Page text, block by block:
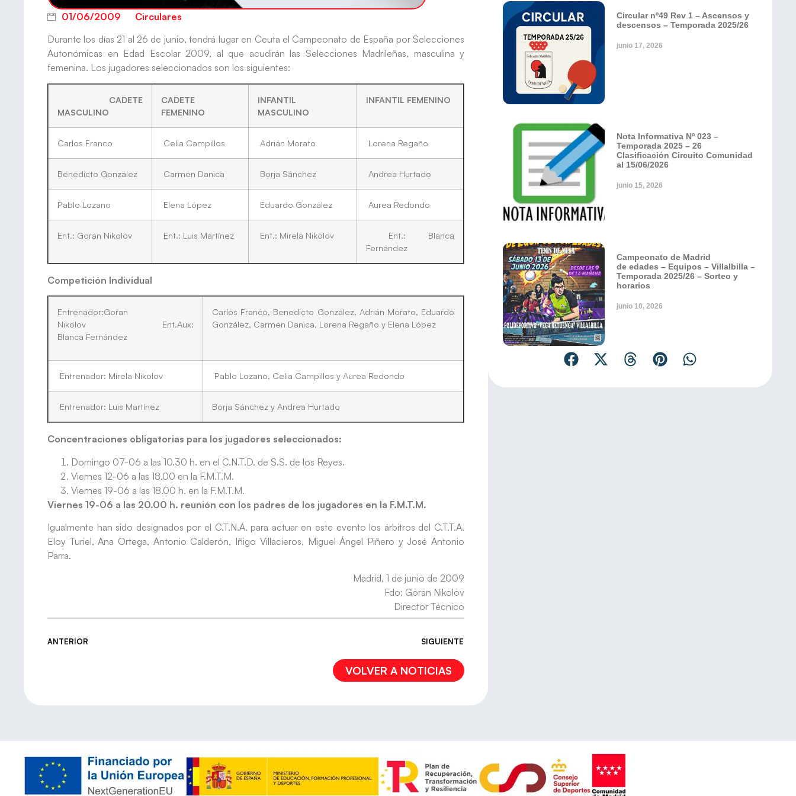
01/06/2009
Circulares
Durante los días 21 al 26 de junio, tendrá lugar en Ceuta el Campeonato de España por Selecciones
Autonómicas en Edad Escolar 2009, al que acudirán las Selecciones Madrileñas, masculina y
femenina. Los jugadores seleccionados son los siguientes:
CADETE
MASCULINO
CADETE
FEMENINO
INFANTIL
MASCULINO
INFANTIL FEMENINO
Carlos Franco Celia Campillos Adrián Morato Lorena Regaño
Benedicto González Carmen Danica Borja Sánchez Andrea Hurtado
Pablo Lozano Elena López Eduardo González Aurea Redondo
Ent.: Goran Nikolov Ent.: Luis Martínez Ent.: Mirela Nikolov
Ent.: Blanca
Fernández
Competición Individual
Entrenador:Goran
Nikolov Ent.Aux:
Blanca Fernández
Carlos Franco, Benedicto González, Adrián Morato, Eduardo
González, Carmen Danica, Lorena Regaño y Elena López
Entrenador: Mirela Nikolov Pablo Lozano, Celia Campillos y Aurea Redondo
Entrenador: Luis Martínez Borja Sánchez y Andrea Hurtado
Concentraciones obligatorias para los jugadores seleccionados:
Domingo 07-06 a las 10.30 h. en el C.N.T.D. de S.S. de los Reyes.
Viernes 12-06 a las 18.00 en la F.M.T.M.
Viernes 19-06 a las 18.00 h. en la F.M.T.M.
Viernes 19-06 a las 20.00 h. reunión con los padres de los jugadores en la F.M.T.M.
Igualmente han sido designados por el C.T.N.A. para actuar en este evento los árbitros del C.T.T.A.
Eloy Turiel, Ana Ortega, Antonio Calderón, Iñigo Villacieros, Miguel Ángel Piñero y José Antonio
Parra.
Madrid, 1 de junio de 2009
Fdo: Goran Nikolov
Director Técnico
ANTERIOR SIGUIENTE
VOLVER A NOTICIAS
Circular nº49 Rev 1 – Ascensos y
descensos – Temporada 2025/26
junio 17, 2026
Nota Informativa Nº 023 –
Temporada 2025 – 26
Clasificación Circuito Comunidad
al 15/06/2026
junio 15, 2026
Campeonato de Madrid
de edades – Equipos – Villalbilla –
Temporada 2025/26 – Sorteo y
horarios
junio 10, 2026